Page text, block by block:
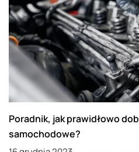
Poradnik, jak prawidłowo
samochodowe?